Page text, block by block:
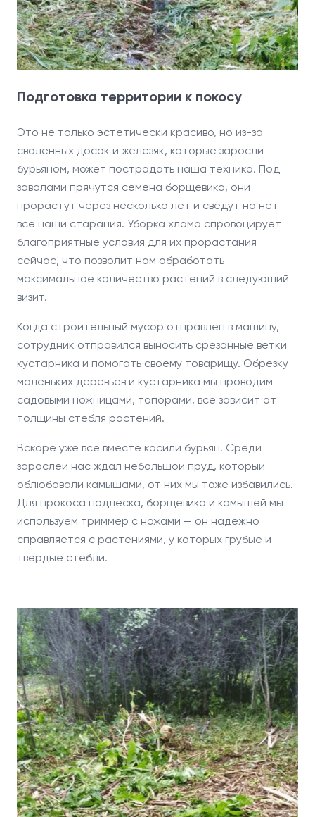
Подготовка территории к покосу
Это не только эстетически красиво, но из-за
сваленных досок и железяк, которые заросли
бурьяном, может пострадать наша техника. Под
завалами прячутся семена борщевика, они
прорастут через несколько лет и сведут на нет
все наши старания. Уборка хлама спровоцирует
благоприятные условия для их прорастания
сейчас, что позволит нам обработать
максимальное количество растений в следующий
визит.
Когда строительный мусор отправлен в машину,
сотрудник отправился выносить срезанные ветки
кустарника и помогать своему товарищу. Обрезку
маленьких деревьев и кустарника мы проводим
садовыми ножницами, топорами, все зависит от
толщины стебля растений.
Вскоре уже все вместе косили бурьян. Среди
зарослей нас ждал небольшой пруд, который
облюбовали камышами, от них мы тоже избавились.
Для прокоса подлеска, борщевика и камышей мы
используем триммер с ножами — он надежно
справляется с растениями, у которых грубые и
твердые стебли.